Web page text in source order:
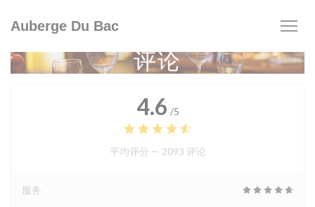
Auberge Du Bac
评论
4.6 /5
平均评分 — 2093 评论
服务